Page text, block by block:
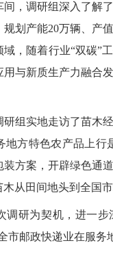
，调研组深入了解
划产能20万辆、产
，随着行业“双碳”
与新质生产力融合
组实地走访了苗木
地方特色农产品上
方案，开辟绿色通
从田间地头到全国市
调研为契机，进一
市邮政快递业在服务